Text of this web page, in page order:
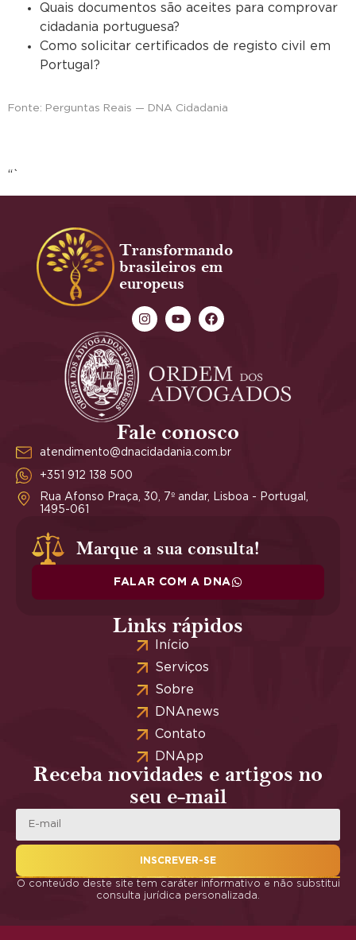
Quais documentos são aceites para comprovar
cidadania portuguesa?
Como solicitar certificados de registo civil em
Portugal?
Fonte: Perguntas Reais — DNA Cidadania
“`
Transformando
brasileiros em
europeus
Fale conosco
atendimento@dnacidadania.com.br
+351 912 138 500
Rua Afonso Praça, 30, 7º andar, Lisboa - Portugal,
1495-061
Marque a sua consulta!
FALAR COM A DNA
Links rápidos
Início
Serviços
Sobre
DNAnews
Contato
DNApp
Receba novidades e artigos no
seu e-mail
INSCREVER-SE
O conteúdo deste site tem caráter informativo e não substitui
consulta jurídica personalizada.